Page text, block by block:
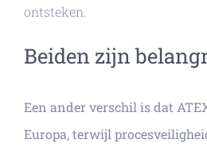
ontsteken.
Beiden zijn
Een ander verschil is dat
Europa, terwijl